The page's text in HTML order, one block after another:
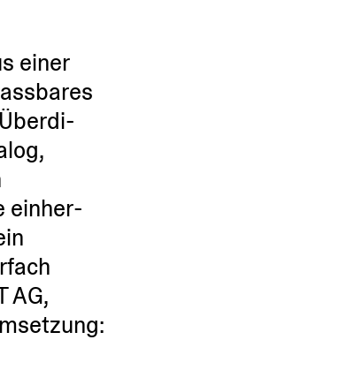
einer
Überdi­
einher­
AG,